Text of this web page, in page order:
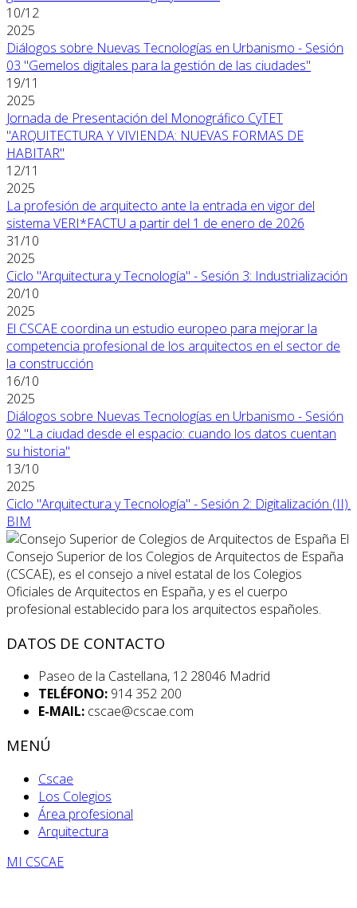
10/12
2025
Diálogos sobre Nuevas Tecnologías en Urbanismo - Sesión
03 "Gemelos digitales para la gestión de las ciudades"
19/11
2025
Jornada de Presentación del Monográfico CyTET
"ARQUITECTURA Y VIVIENDA: NUEVAS FORMAS DE
HABITAR"
12/11
2025
La profesión de arquitecto ante la entrada en vigor del
sistema VERI*FACTU a partir del 1 de enero de 2026
31/10
2025
Ciclo "Arquitectura y Tecnología" - Sesión 3: Industrialización
20/10
2025
El CSCAE coordina un estudio europeo para mejorar la
competencia profesional de los arquitectos en el sector de
la construcción
16/10
2025
Diálogos sobre Nuevas Tecnologías en Urbanismo - Sesión
02 "La ciudad desde el espacio: cuando los datos cuentan
su historia"
13/10
2025
Ciclo "Arquitectura y Tecnología" - Sesión 2: Digitalización (II).
BIM
El
Consejo Superior de los Colegios de Arquitectos de España
(CSCAE), es el consejo a nivel estatal de los Colegios
Oficiales de Arquitectos en España, y es el cuerpo
profesional establecido para los arquitectos españoles.
DATOS DE CONTACTO
Paseo de la Castellana, 12 28046 Madrid
TELÉFONO: 914 352 200
E-MAIL: cscae@cscae.com
MENÚ
Cscae
Los Colegios
Área profesional
Arquitectura
MI CSCAE